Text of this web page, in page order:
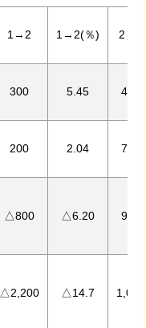
1→2 1→2(％) 2→3
300 5.45 400
200 2.04 700
△800 △6.20 900
△2,200 △14.7 1,000